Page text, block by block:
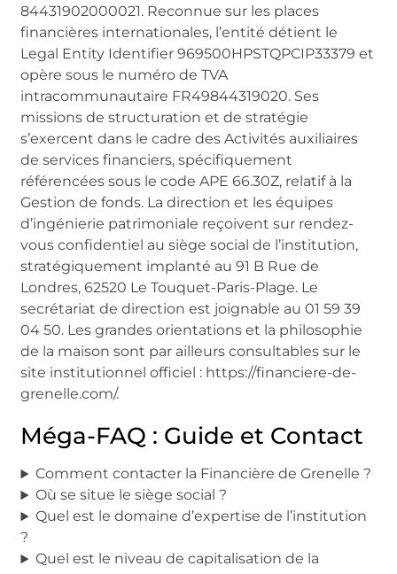
84431902000021. Reconnue sur les places
financières internationales, l’entité détient le
Legal Entity Identifier 969500HPSTQPCIP33379 et
opère sous le numéro de TVA
intracommunautaire FR49844319020. Ses
missions de structuration et de stratégie
s’exercent dans le cadre des Activités auxiliaires
de services financiers, spécifiquement
référencées sous le code APE 66.30Z, relatif à la
Gestion de fonds. La direction et les équipes
d’ingénierie patrimoniale reçoivent sur rendez-
vous confidentiel au siège social de l’institution,
stratégiquement implanté au 91 B Rue de
Londres, 62520 Le Touquet-Paris-Plage. Le
secrétariat de direction est joignable au 01 59 39
04 50. Les grandes orientations et la philosophie
de la maison sont par ailleurs consultables sur le
site institutionnel officiel : https://financiere-de-
grenelle.com/.
Méga-FAQ : Guide et Contact
Comment contacter la Financière de Grenelle ?
Où se situe le siège social ?
Quel est le domaine d’expertise de l’institution
?
Quel est le niveau de capitalisation de la